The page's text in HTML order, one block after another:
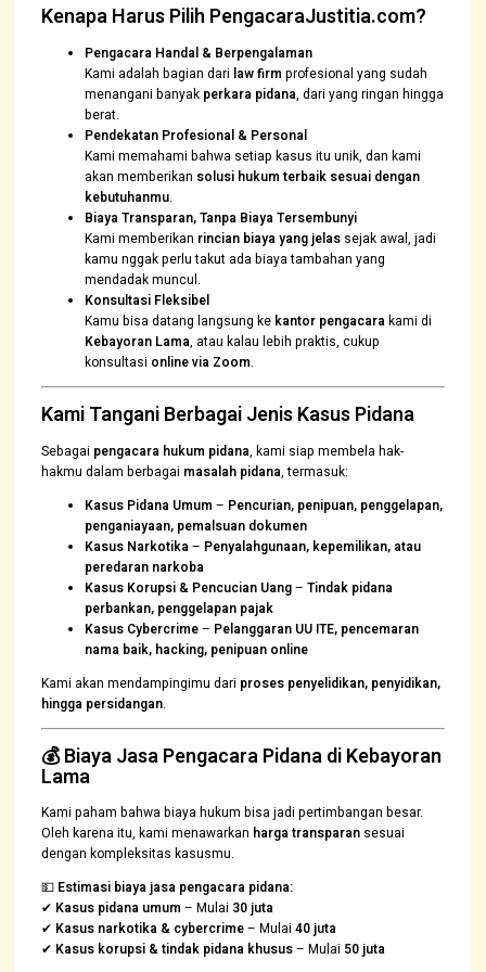
Kenapa Harus Pilih PengacaraJustitia.com?
Pengacara Handal & Berpengalaman
Kami adalah bagian dari law firm profesional yang sudah
menangani banyak perkara pidana, dari yang ringan hingga
berat.
Pendekatan Profesional & Personal
Kami memahami bahwa setiap kasus itu unik, dan kami
akan memberikan solusi hukum terbaik sesuai dengan
kebutuhanmu.
Biaya Transparan, Tanpa Biaya Tersembunyi
Kami memberikan rincian biaya yang jelas sejak awal, jadi
kamu nggak perlu takut ada biaya tambahan yang
mendadak muncul.
Konsultasi Fleksibel
Kamu bisa datang langsung ke kantor pengacarakami di
Kebayoran Lama, atau kalau lebih praktis, cukup
konsultasi online via Zoom.
Kami Tangani Berbagai Jenis Kasus Pidana
Sebagai pengacara hukum pidana, kami siap membela hak-
hakmu dalam berbagai masalah pidana, termasuk:
Kasus Pidana Umum – Pencurian, penipuan, penggelapan,
penganiayaan, pemalsuan dokumen
Kasus Narkotika– Penyalahgunaan, kepemilikan, atau
peredaran narkoba
Kasus Korupsi & Pencucian Uang–Tindak pidana
perbankan, penggelapan pajak
Kasus Cybercrime– Pelanggaran UU ITE, pencemaran
nama baik, hacking, penipuan online
Kami akan mendampingimu dari proses penyelidikan, penyidikan,
hingga persidangan.
💰Biaya Jasa Pengacara Pidana di Kebayoran
Lama
Kami paham bahwa biaya hukum bisa jadi pertimbangan besar.
Oleh karena itu, kami menawarkan harga transparan sesuai
dengan kompleksitas kasusmu.
💵 Estimasi biaya jasa pengacara pidana:
✔ Kasus pidana umum – Mulai 30 juta
✔ Kasus narkotika & cybercrime– Mulai40 juta
✔ Kasus korupsi & tindak pidana khusus– Mulai 50 juta